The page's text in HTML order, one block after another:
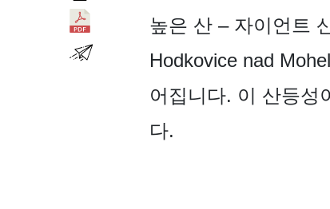
높은 산 – 자이언트
Hodkovice nad
어집니다. 이 산등성
다.